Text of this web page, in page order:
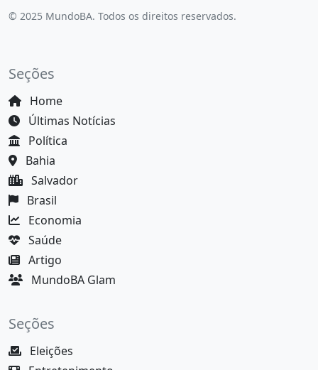
© 2025 MundoBA. Todos os direitos reservados.
Seções
Home
Últimas Notícias
Política
Bahia
Salvador
Brasil
Economia
Saúde
Artigo
MundoBA Glam
Seções
Eleições